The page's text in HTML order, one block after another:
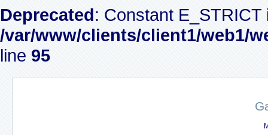
Deprecated: Constant
/var/www/clients/client1/web1/
line 95